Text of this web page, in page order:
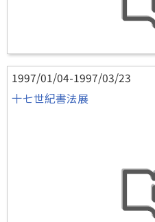
1997/01/04-1997/03/23
十七世紀書法展